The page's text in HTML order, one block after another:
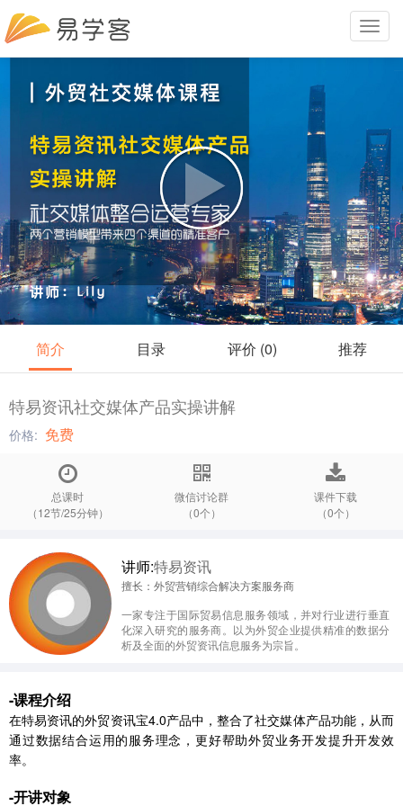
Toggle
简介 目录 评价 (0) 推荐
特易资讯社交媒体产品实操讲解
价格: 免费
总课时
（12节/25分钟）
微信讨论群
（0个）
课件下载
（0个）
讲师:特易资讯
擅长：外贸营销综合解决方案服务商
一家专注于国际贸易信息服务领域，并对行业进行垂直
化深入研究的服务商。以为外贸企业提供精准的数据分
析及全面的外贸资讯信息服务为宗旨。
-课程介绍
在特易资讯的外贸资讯宝4.0产品中，整合了社交媒体产品功能，从而
通过数据结合运用的服务理念，更好帮助外贸业务开发提升开发效
率。
-开讲对象